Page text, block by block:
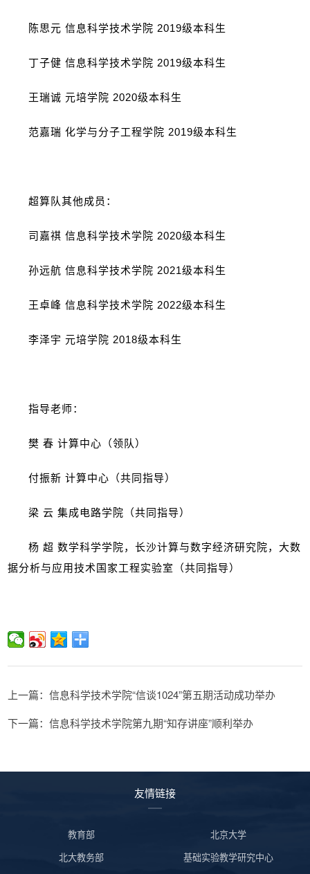
陈思元 信息科学技术学院 2019级本科生
丁子健 信息科学技术学院 2019级本科生
王瑞诚 元培学院 2020级本科生
范嘉瑞 化学与分子工程学院 2019级本科生
超算队其他成员：
司嘉祺 信息科学技术学院 2020级本科生
孙远航 信息科学技术学院 2021级本科生
王卓峰 信息科学技术学院 2022级本科生
李泽宇 元培学院 2018级本科生
指导老师：
樊 春 计算中心（领队）
付振新 计算中心（共同指导）
梁 云 集成电路学院（共同指导）
杨 超 数学科学学院，长沙计算与数字经济研究院，大数
据分析与应用技术国家工程实验室（共同指导）
上一篇：信息科学技术学院“信谈1024”第五期活动成功举办
下一篇：信息科学技术学院第九期“知存讲座”顺利举办
友情链接
教育部
北京大学
北大教务部
基础实验教学研究中心